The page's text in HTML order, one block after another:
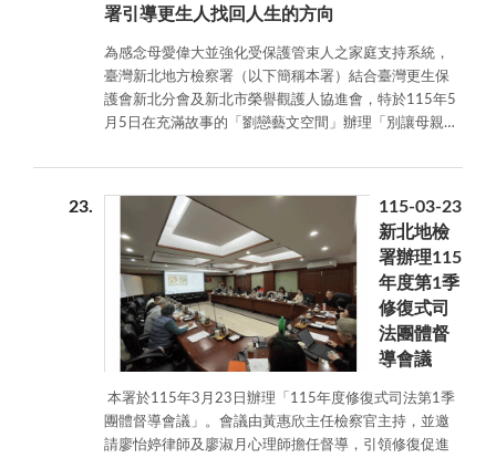
的惡性循環。新北地檢署期盼藉由修復式司法的介入，
局。 在專業研討過程中，廖淑月督導特別從家族排列的
角度切入，深度分析當事人於家庭成員中必須扮演的角
色。她指出，當父母喪失照護子女的功能時，子女在家
族排列中往往被迫「補位」，其背後的心靈轉折極為複
在關係中劃出清晰的相處界線，進而保護自己，是修復
過程中的核心課題。廖怡婷督導則針對案件協議內容的
可執行度進行實質法律分析，同時肯定並讚賞修復會議
中促進者的引導技巧，協助當事人勇於表達內心真實想
法，往往一兩句發自肺腑的言詞，就能成為整個會議中
的關鍵破冰點。 在聽取各案件的精闢報告後，黃惠欣主
任檢察官對於促進者們的實務付出表達高度肯定，並深
深認同促進者所言，修復式司法真正的價值，在於給予
人們「開啟對話的契機」。新北地檢署強調，家庭衝突
體系的一道溫煦光芒，能讓雙方當事人在法律判決之
外，擁有重新互動與化解衝突的機會，讓受傷的關係得
以真正復原。
署引導更生人找回人生的方向
為感念母愛偉大並強化受保護管束人之家庭支持系統，
臺灣新北地方檢察署（以下簡稱本署）結合臺灣更生保
護會新北分會及新北市榮譽觀護人協進會，特於115年5
月5日在充滿故事的「劉戀藝文空間」辦理「別讓母親流
保護管束人與家屬共襄盛舉，透過爵士樂團悠揚樂曲演
奏、造舟藝術家生命故事分享及手作DIY，引導更生人將
感恩母愛化為自立向上的動力，舉辦了一場別開生面的
音樂與藝術饗宴。 本署檢察長郭永發協同更保會新北
分會曾瀚霖主任委員及新北市榮譽觀護人協進會游麗玉
理事長，致贈由更生人製作的食品物資予更生脆弱家
庭，形成了「更生人幫助更生人」的良善循環。檢察長
勉勵受保護管束人重新做人更生自立，不再讓母親流
淚。期許每位受保護管束人能珍惜與家人的連結，將感
現場同時進行反賄選、反詐騙及反毒宣導，期望受保護
管束人能感受社會溫暖，遠離犯罪誘惑，共同營造正向
善的循環。 本次活動選址「劉戀藝文空間」別具深
23
115-03-23
新北地檢
署辦理115
年度第1季
修復式司
法團體督
導會議
本署於115年3月23日辦理「115年度修復式司法第1季
團體督導會議」。會議由黃惠欣主任檢察官主持，並邀
請廖怡婷律師及廖淑月心理師擔任督導，引領修復促進